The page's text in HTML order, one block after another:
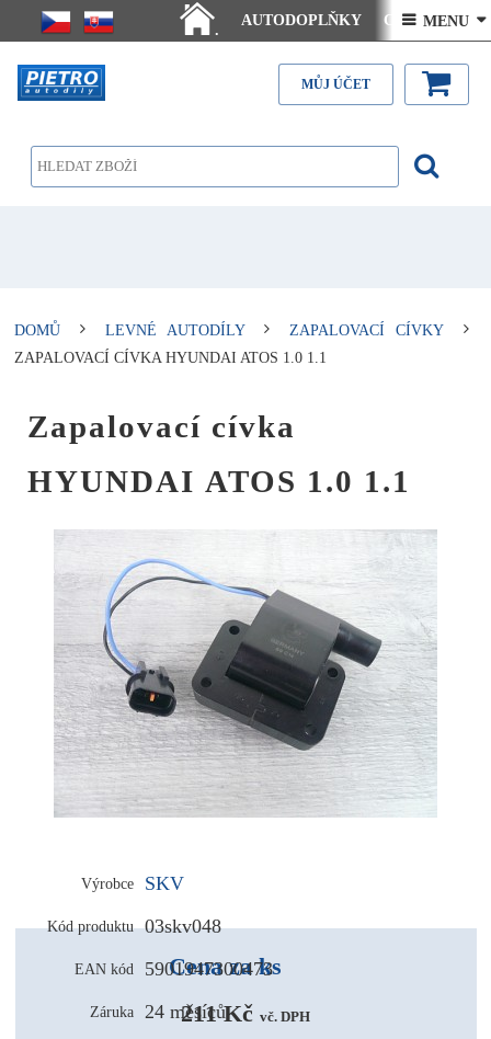
.
AUTODOPLŇKY Ceny doručení
Články - návody Kontakt
 MENU 
MŮJ ÚČET
DOMŮ LEVNÉ AUTODÍLY
ZAPALOVACÍ CÍVKY
ZAPALOVACÍ CÍVKA HYUNDAI ATOS 1.0 1.1
Zapalovací cívka
HYUNDAI ATOS 1.0 1.1
Výrobce SKV
Kód produktu 03skv048
EAN kód 5901947300473
Záruka 24 měsíců
Cena za ks
211 Kč vč. DPH